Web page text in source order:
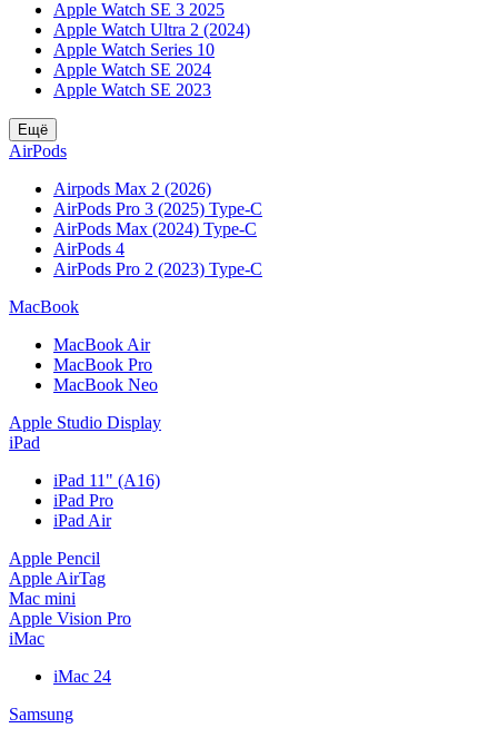
Apple Watch SE 3 2025
Apple Watch Ultra 2 (2024)
Apple Watch Series 10
Apple Watch SE 2024
Apple Watch SE 2023
Ещё
AirPods
Airpods Max 2 (2026)
AirPods Pro 3 (2025) Type-C
AirPods Max (2024) Type-C
AirPods 4
AirPods Pro 2 (2023) Type-C
MacBook
MacBook Air
MacBook Pro
MacBook Neo
Apple Studio Display
iPad
iPad 11" (A16)
iPad Pro
iPad Air
Apple Pencil
Apple AirTag
Mac mini
Apple Vision Pro
iMac
iMac 24
Samsung